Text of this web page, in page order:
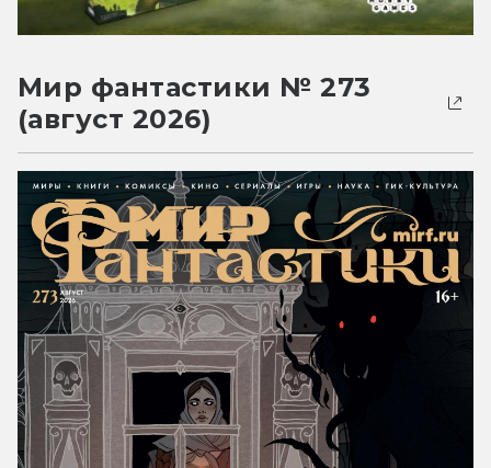
Мир фантастики № 273
(август 2026)